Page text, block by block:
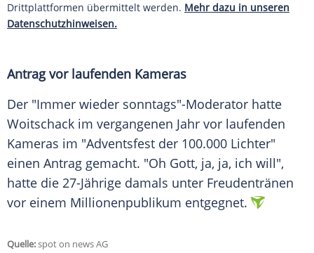
Drittplattformen übermittelt werden. Mehr dazu in unseren
Datenschutzhinweisen.
Antrag vor laufenden Kameras
Der "Immer wieder sonntags"-Moderator hatte
Woitschack im vergangenen Jahr vor laufenden
Kameras im "Adventsfest der 100.000 Lichter"
einen Antrag gemacht. "Oh Gott, ja, ja, ich will",
hatte die 27-Jährige damals unter Freudentränen
vor einem Millionenpublikum entgegnet.
Quelle:spot on news AG